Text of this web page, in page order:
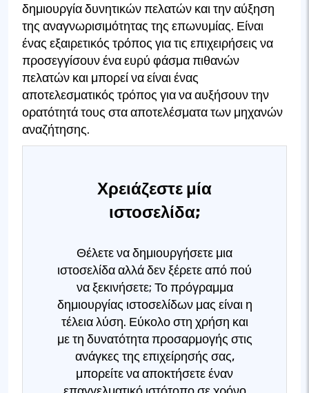
δημιουργία δυνητικών πελατών και την αύξηση
της αναγνωρισιμότητας της επωνυμίας. Είναι
ένας εξαιρετικός τρόπος για τις επιχειρήσεις να
προσεγγίσουν ένα ευρύ φάσμα πιθανών
πελατών και μπορεί να είναι ένας
αποτελεσματικός τρόπος για να αυξήσουν την
ορατότητά τους στα αποτελέσματα των μηχανών
αναζήτησης.
Χρειάζεστε μία
ιστοσελίδα;
Θέλετε να δημιουργήσετε μια
ιστοσελίδα αλλά δεν ξέρετε από πού
να ξεκινήσετε; Το πρόγραμμα
δημιουργίας ιστοσελίδων μας είναι η
τέλεια λύση. Εύκολο στη χρήση και
με τη δυνατότητα προσαρμογής στις
ανάγκες της επιχείρησής σας,
μπορείτε να αποκτήσετε έναν